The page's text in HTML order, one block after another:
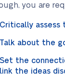
you are
Critically assess
Talk about the
Set the
link the ideas